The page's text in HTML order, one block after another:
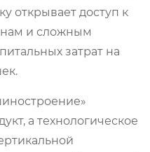
открывает доступ к
и сложным
затрат на
а технологическое